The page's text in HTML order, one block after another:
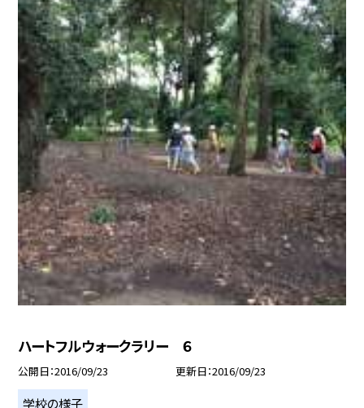
ハートフルウォークラリー ６
公開日 2016/09/23 更新日 2016/09/23
学校の様子